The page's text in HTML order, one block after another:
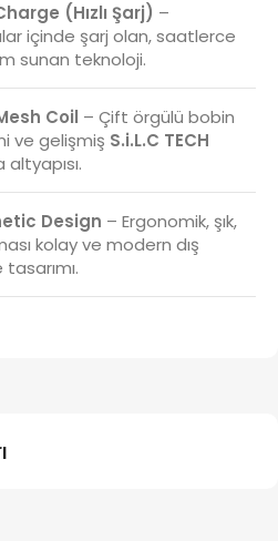
(Hızlı Şarj) –
içinde şarj olan, saatlerce
sunan teknoloji.
Coil – Çift örgülü bobin
ve gelişmiş S.i.L.C TECH
Design – Ergonomik, şık,
kolay ve modern dış